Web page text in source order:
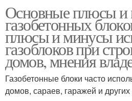
Основные плюсы
газобетонных
плюсы и минусы
газоблоков при
домов, мнения
Газобетонные блоки часто
домов, сараев, гаражей и других